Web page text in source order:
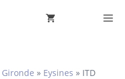
Gironde » Eysines » ITD